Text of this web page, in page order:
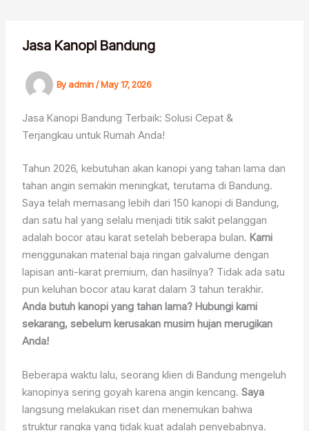
contentJasa Kanopi Bandung
Byadmin/May 17, 2026
Jasa Kanopi Bandung Terbaik: Solusi Cepat &
Terjangkau untuk Rumah Anda!
Tahun 2026, kebutuhan akan kanopi yang tahan lama dan
tahan angin semakin meningkat, terutama di Bandung.
Saya telah memasang lebih dari 150 kanopi di Bandung,
dan satu hal yang selalu menjadi titik sakit pelanggan
adalah bocor atau karat setelah beberapa bulan.Kami
menggunakan material baja ringan galvalume dengan
lapisan anti-karat premium, dan hasilnya? Tidak ada satu
pun keluhan bocor atau karat dalam 3 tahun terakhir.
Anda butuh kanopi yang tahan lama? Hubungi kami
sekarang, sebelum kerusakan musim hujan merugikan
Anda!
Beberapa waktu lalu, seorang klien di Bandung mengeluh
kanopinya sering goyah karena angin kencang.Saya
langsung melakukan riset dan menemukan bahwa
struktur rangka yang tidak kuat adalah penyebabnya.